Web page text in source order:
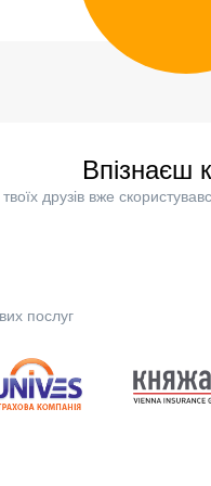
Впізнаєш
друзів вже
послуг